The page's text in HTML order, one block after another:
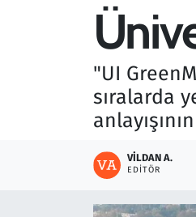
"UI
sıralarda
VILDAN A.
EDITÖR
Savunma Sanayi
Seçim 2023